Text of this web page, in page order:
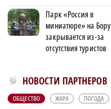
Парк «Россия в
миниатюре» на Бору
закрывается из-за
отсутствия туристов
НОВОСТИ ПАРТНЕРОВ
Новости МирТесен
ОБЩЕСТВО ЖАРА ПОГОДА